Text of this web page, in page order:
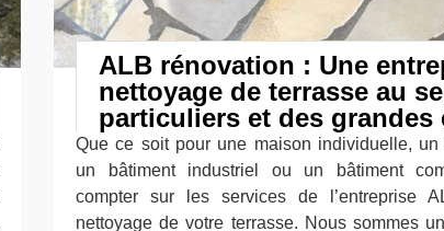
ALB rénovation : Une
nettoyage de terrasse au
particuliers et des grandes
Que ce soit pour une maison individuelle, un
un bâtiment industriel ou un bâtiment
compter sur les services de l’entreprise
nettoyage de votre terrasse. Nous sommes